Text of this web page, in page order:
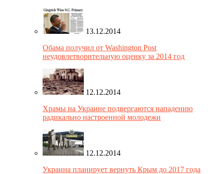
13.12.2014
Обама получил от Washington Post
неудовлетворительную оценку за 2014 год
12.12.2014
Храмы на Украине подвергаются нападению
радикально настроенной молодежи
12.12.2014
Украина планирует вернуть Крым до 2017 года